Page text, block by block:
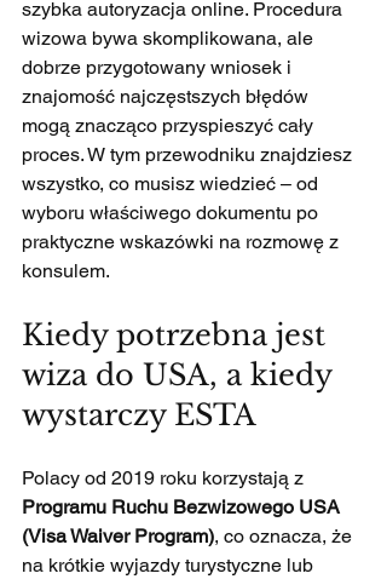
szybka autoryzacja online. Procedura
wizowa bywa skomplikowana, ale
dobrze przygotowany wniosek i
znajomość najczęstszych błędów
mogą znacząco przyspieszyć cały
proces. W tym przewodniku znajdziesz
wszystko, co musisz wiedzieć – od
wyboru właściwego dokumentu po
praktyczne wskazówki na rozmowę z
konsulem.
Kiedy potrzebna jest
wiza do USA, a kiedy
wystarczy ESTA
Polacy od 2019 roku korzystają z
Programu Ruchu Bezwizowego USA
(Visa Waiver Program), co oznacza, że
na krótkie wyjazdy turystyczne lub